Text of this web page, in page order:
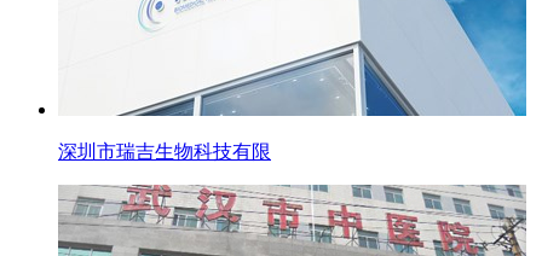
深圳市瑞吉生物科技有限